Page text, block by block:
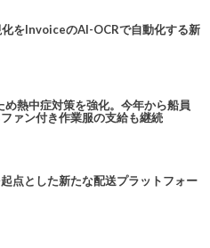
をInvoiceのAI-OCRで自動化する新
熱中症対策を強化。今年から船員
ァン付き作業服の支給も継続
点とした新たな配送プラットフォー